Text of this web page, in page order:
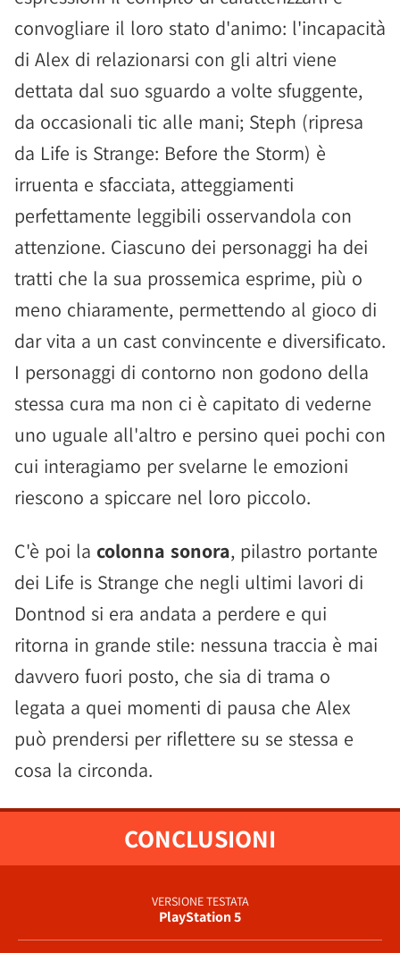
convogliare il loro stato d'animo: l'incapacità
di Alex di relazionarsi con gli altri viene
dettata dal suo sguardo a volte sfuggente,
da occasionali tic alle mani; Steph (ripresa
da Life is Strange: Before the Storm) è
irruenta e sfacciata, atteggiamenti
perfettamente leggibili osservandola con
attenzione. Ciascuno dei personaggi ha dei
tratti che la sua prossemica esprime, più o
meno chiaramente, permettendo al gioco di
dar vita a un cast convincente e diversificato.
I personaggi di contorno non godono della
stessa cura ma non ci è capitato di vederne
uno uguale all'altro e persino quei pochi con
cui interagiamo per svelarne le emozioni
riescono a spiccare nel loro piccolo.
C'è poi la colonna sonora, pilastro portante
dei Life is Strange che negli ultimi lavori di
Dontnod si era andata a perdere e qui
ritorna in grande stile: nessuna traccia è mai
davvero fuori posto, che sia di trama o
legata a quei momenti di pausa che Alex
può prendersi per riflettere su se stessa e
cosa la circonda.
CONCLUSIONI
VERSIONE TESTATA
PlayStation 5